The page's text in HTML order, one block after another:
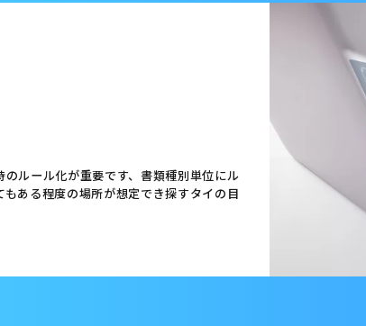
ルール化が重要です、書類種別単位にル
ある程度の場所が想定でき探すタイの目